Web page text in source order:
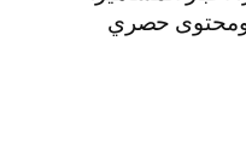
ومحتوى حصري